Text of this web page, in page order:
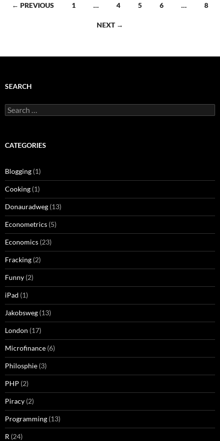
Posts
← PREVIOUS 1 … 4 5 6 … 8
NEXT →
SEARCH
Search
for:
CATEGORIES
Blogging (1)
Cooking (1)
Donauradweg (13)
Econometrics (5)
Economics (23)
Fracking (2)
Funny (2)
iPad (1)
Jakobsweg (13)
London (17)
Microfinance (6)
Philosphie (3)
PHP (2)
Piracy (2)
Programming (13)
R (24)